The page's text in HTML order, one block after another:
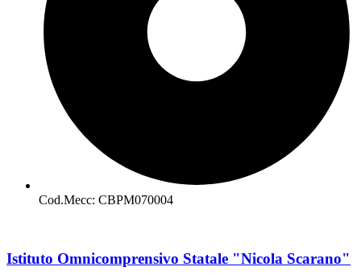
Cod.Mecc: CBPM070004
Istituto Omnicomprensivo Statale "Nicola Scarano"